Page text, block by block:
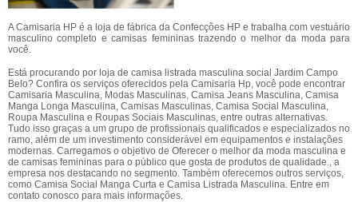
A Camisaria HP é a loja de fábrica da Confecções HP e trabalha com vestuário
masculino completo e camisas femininas trazendo o melhor da moda para
você.
Está procurando por loja de camisa listrada masculina social Jardim Campo
Belo? Confira os serviços oferecidos pela Camisaria Hp, você pode encontrar
Camisaria Masculina, Modas Masculinas, Camisa Jeans Masculina, Camisa
Manga Longa Masculina, Camisas Masculinas, Camisa Social Masculina,
Roupa Masculina e Roupas Sociais Masculinas, entre outras alternativas.
Tudo isso graças a um grupo de profissionais qualificados e especializados no
ramo, além de um investimento considerável em equipamentos e instalações
modernas. Carregamos o objetivo de Oferecer o melhor da moda masculina e
de camisas femininas para o público que gosta de produtos de qualidade., a
empresa nos destacando no segmento. Também oferecemos outros serviços,
como Camisa Social Manga Curta e Camisa Listrada Masculina. Entre em
contato conosco para mais informações.